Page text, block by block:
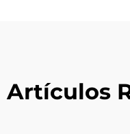
Artículos